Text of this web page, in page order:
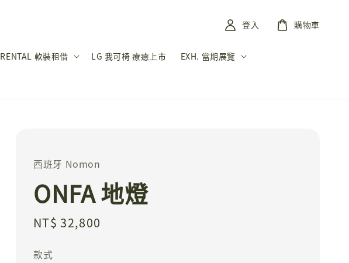
RENTAL 軟裝租借 LG 我可椅 療癒上市 EXH. 當期展覽
登入 購物車
西班牙 Nomon
ONFA 地燈
Regular
NT$ 32,800
款式